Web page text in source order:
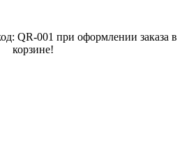
QR-001 при оформлении заказа в
корзине!